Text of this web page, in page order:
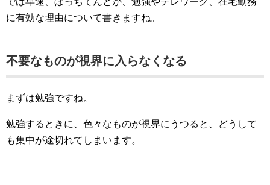
に有効な理由について書きますね。
不要なものが視界に入らなくなる
まずは勉強ですね。
勉強するときに、色々なものが視界にうつると、どうして
も集中が途切れてしまいます。